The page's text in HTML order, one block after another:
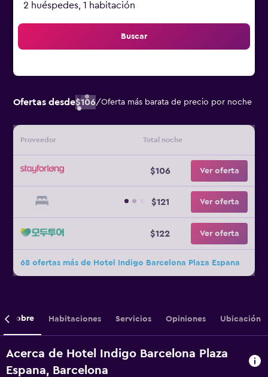
2 huéspedes, 1 habitación
Buscar
Ofertas desde$106/Oferta más barata de precio por noche
Proveedor Total noche
$106 Ver oferta
$121 Ver oferta
$122 Ver oferta
68 ofertas más de Hotel Indigo Barcelona Plaza Espana
Sobre Habitaciones Servicios Opiniones Ubicación
Acerca de Hotel Indigo Barcelona Plaza
Espana, Barcelona